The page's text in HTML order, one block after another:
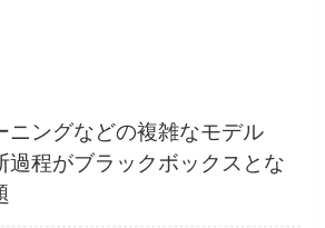
ニングなどの複雑なモデル
過程がブラックボックスとな